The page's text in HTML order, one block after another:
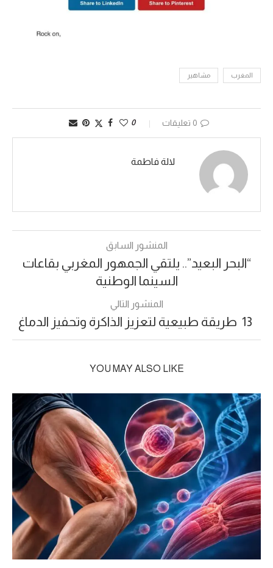
المغرب مشاهير
0 تعليقات 0
لالة فاطمة
المنشور السابق
“البحر البعيد”.. يلتقي الجمهور المغربي بقاعات
السينما الوطنية
المنشور التالي
YOU MAY ALSO LIKE